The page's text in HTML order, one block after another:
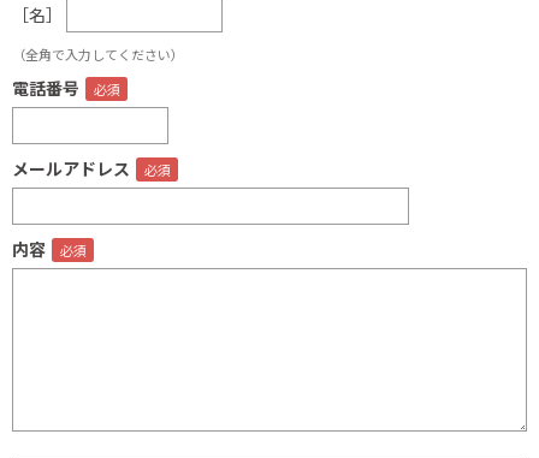
［名］
（全角で入力してください）
電話番号
メールアドレス
内容